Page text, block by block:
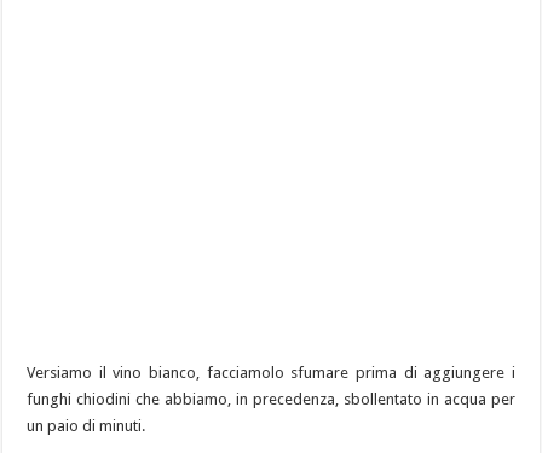
Versiamo il vino bianco, facciamolo sfumare prima di aggiungere i
funghi chiodini che abbiamo, in precedenza, sbollentato in acqua per
un paio di minuti.